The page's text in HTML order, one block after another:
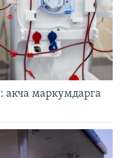
акча маркумдарга